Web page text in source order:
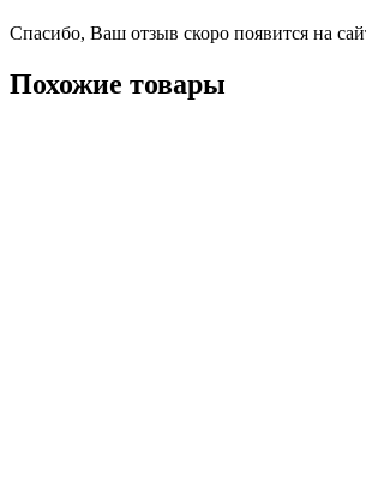
Спасибо, Ваш отзыв скоро появится на
Похожие товары